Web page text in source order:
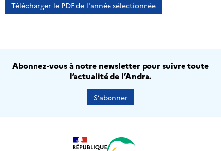
Télécharger le PDF de l'année sélectionnée
Abonnez-vous à notre newsletter pour suivre toute
l’actualité de l’Andra.
S’abonner